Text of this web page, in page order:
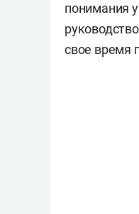
понимания
свое время